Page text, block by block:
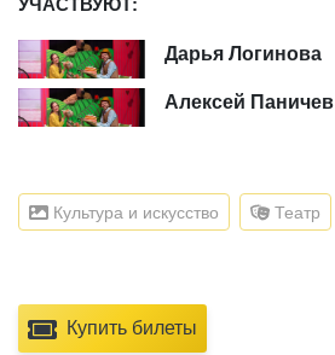
Дарья Логинова
Алексей Паничев
Культура и искусство Театр
Купить билеты